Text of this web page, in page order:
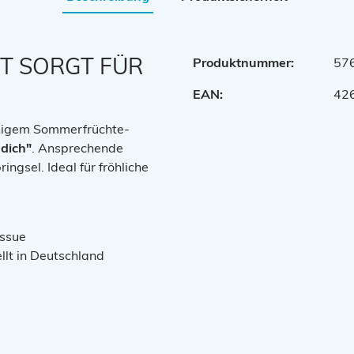
SORGT FÜR
Sommerfrüchte-
. Ansprechende
Ideal für fröhliche
in Deutschland
Produktnummer:
EAN: